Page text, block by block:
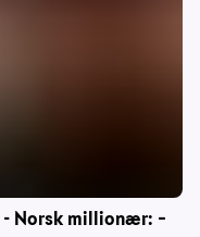
Norsk millionær: –